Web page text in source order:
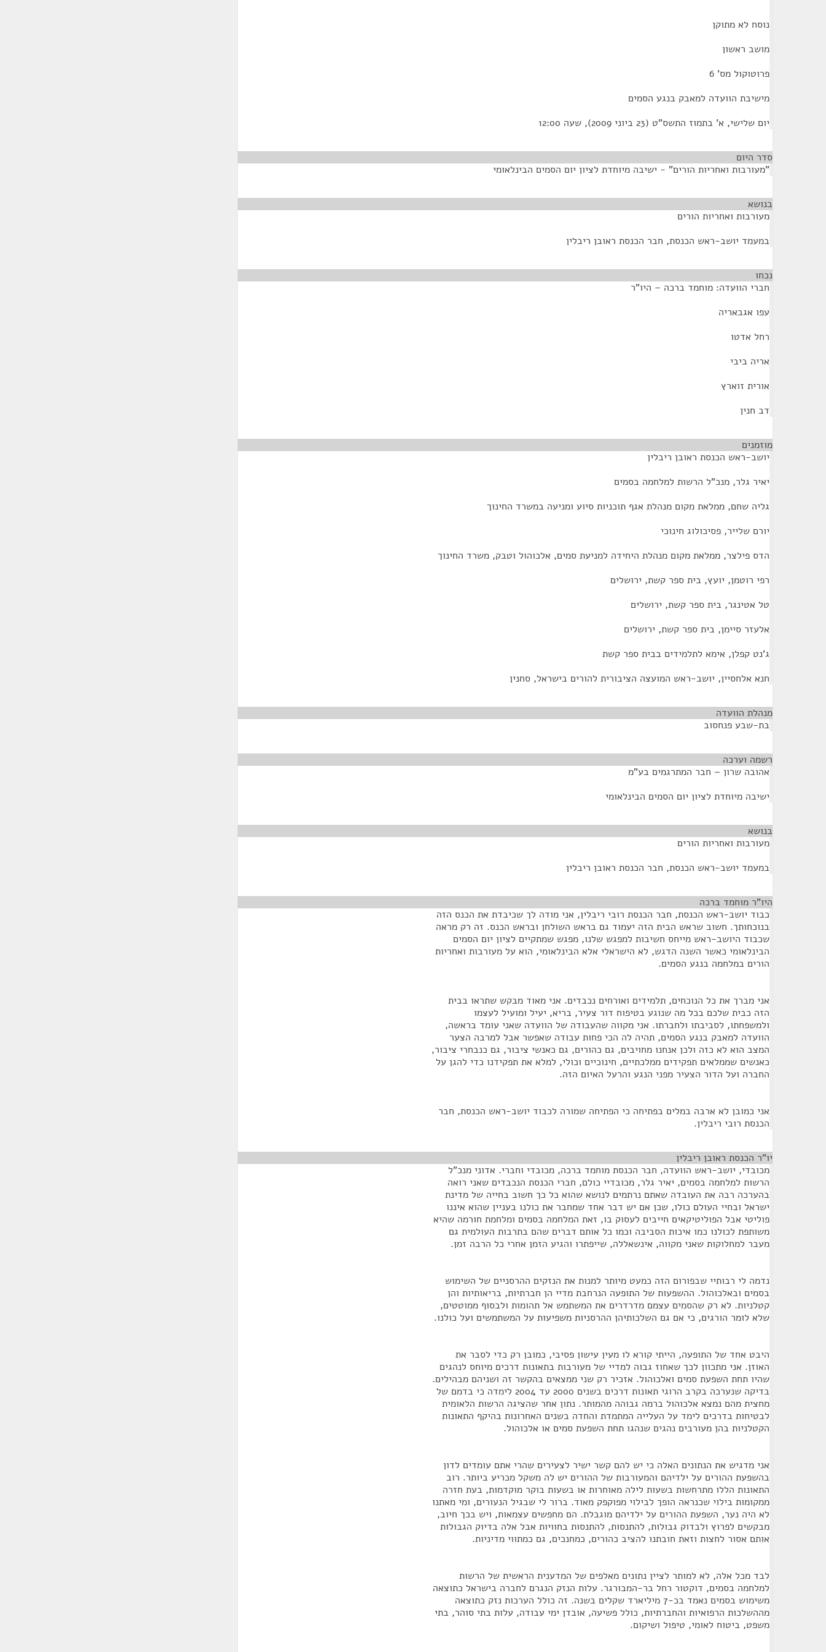
נוסח לא מתוקן
מושב ראשון
פרוטוקול מס' 6
מישיבת הוועדה למאבק בנגע הסמים
יום שלישי, א' בתמוז התשס"ט (23 ביוני 2009), שעה 12:00
סדר היום
"מעורבות ואחריות הורים" - ישיבה מיוחדת לציון יום הסמים הבינלאומי
בנושא
מעורבות ואחריות הורים
במעמד יושב-ראש הכנסת, חבר הכנסת ראובן ריבלין
נכחו
חברי הוועדה: מוחמד ברכה – היו"ר
עפו אגבאריה
רחל אדטו
אריה ביבי
אורית זוארץ
דב חנין
מוזמנים
יושב-ראש הכנסת ראובן ריבלין
יאיר גלר, מנכ"ל הרשות למלחמה בסמים
גליה שחם, ממלאת מקום מנהלת אגף תוכניות סיוע ומניעה במשרד החינוך
יורם שלייר, פסיכולוג חינוכי
הדס פילצר, ממלאת מקום מנהלת היחידה למניעת סמים, אלכוהול וטבק, משרד החינוך
רפי רוטמן, יועץ, בית ספר קשת, ירושלים
טל אטינגר, בית ספר קשת, ירושלים
אלעזר סיימן, בית ספר קשת, ירושלים
ג'נט קפלן, אימא לתלמידים בבית ספר קשת
חנא אלחסיין, יושב-ראש המועצה הציבורית להורים בישראל, סחנין
מנהלת הוועדה
בת-שבע פנחסוב
רשמה וערכה
אהובה שרון – חבר המתרגמים בע"מ
ישיבה מיוחדת לציון יום הסמים הבינלאומי
בנושא
מעורבות ואחריות הורים
במעמד יושב-ראש הכנסת, חבר הכנסת ראובן ריבלין
היו"ר מוחמד ברכה
כבוד יושב-ראש הכנסת, חבר הכנסת רובי ריבלין, אני מודה לך שכיבדת את הכנס הזה
בנוכחותך. חשוב שראש הבית הזה יעמוד גם בראש השולחן ובראש הכנס. זה רק מראה
שכבוד היושב-ראש מייחס חשיבות למפגש שלנו, מפגש שמתקיים לציון יום הסמים
הבינלאומי כאשר השנה הדגש, לא הישראלי אלא הבינלאומי, הוא על מעורבות ואחריות
הורים במלחמה בנגע הסמים.
אני מברך את כל הנוכחים, תלמידים ואורחים נכבדים. אני מאוד מבקש שתראו בבית
הזה כבית שלכם בכל מה שנוגע בטיפוח דור צעיר, בריא, יעיל ומועיל לעצמו
ולמשפחתו, לסביבתו ולחברתו. אני מקווה שהעבודה של הוועדה שאני עומד בראשה,
הוועדה למאבק בנגע הסמים, תהיה לה הכי פחות עבודה שאפשר אבל למרבה הצער
המצב הוא לא כזה ולכן אנחנו מחויבים, גם כהורים, גם כאנשי ציבור, גם כנבחרי ציבור,
כאנשים שממלאים תפקידים ממלכתיים, חינוכיים וכולי, למלא את תפקידנו כדי להגן על
החברה ועל הדור הצעיר מפני הנגע והרעל האיום הזה.
אני כמובן לא ארבה במלים בפתיחה כי הפתיחה שמורה לכבוד יושב-ראש הכנסת, חבר
הכנסת רובי ריבלין.
יו"ר הכנסת ראובן ריבלין
מכובדי, יושב-ראש הוועדה, חבר הכנסת מוחמד ברכה, מכובדי וחברי. אדוני מנכ"ל
הרשות למלחמה בסמים, יאיר גלר, מכובדיי כולם, חברי הכנסת הנכבדים שאני רואה
בהערכה רבה את העובדה שאתם נרתמים לנושא שהוא כל כך חשוב בחייה של מדינת
ישראל ובחיי העולם כולו, שכן אם יש דבר אחד שמחבר את כולנו בעניין שהוא איננו
פוליטי אבל הפוליטיקאים חייבים לעסוק בו, זאת המלחמה בסמים ומלחמת חורמה שהיא
משותפת לכולנו כמו איכות הסביבה וכמו כל אותם דברים שהם בתרבות העולמית גם
מעבר למחלוקות שאני מקווה, אינשאללה, שייפתרו והגיע הזמן אחרי כל הרבה זמן.
נדמה לי רבותיי שבפורום הזה כמעט מיותר למנות את הנזקים ההרסניים של השימוש
בסמים ובאלכוהול. ההשפעות של התופעה הנרחבת מדיי הן חברתיות, בריאותיות והן
קטלניות. לא רק שהסמים עצמם מדרדרים את המשתמש אל תהומות ולבסוף ממוטטים,
שלא לומר הורגים, כי אם גם השלכותיהן ההרסניות משפיעות על המשתמשים ועל כולנו.
היבט אחד של התופעה, הייתי קורא לו מעין עישון פסיבי, כמובן רק כדי לסבר את
האוזן. אני מתכוון לכך שאחוז גבוה למדיי של מעורבות בתאונות דרכים מיוחס לנהגים
שהיו תחת השפעת סמים ואלכוהול. אזכיר רק שני ממצאים בהקשר זה ושניהם מבהילים.
בדיקה שנערכה בקרב הרוגי תאונות דרכים בשנים 2000 עד 2004 לימדה כי בדמם של
מחצית מהם נמצא אלכוהול ברמה גבוהה מהמותר. נתון אחר שהציגה הרשות הלאומית
לבטיחות בדרכים לימד על העלייה המתמדת והחדה בשנים האחרונות בהיקף התאונות
הקטלניות בהן מעורבים נהגים שנהגו תחת השפעת סמים או אלכוהול.
אני מדגיש את הנתונים האלה כי יש להם קשר ישיר לצעירים שהרי אתם עומדים לדון
בהשפעת ההורים על ילדיהם והמעורבות של ההורים יש לה משקל מכריע ביותר. רוב
התאונות הללו מתרחשות בשעות לילה מאוחרות או בשעות בוקר מוקדמות, בעת חזרה
ממקומות בילוי שכנראה הופך לבילוי מפוקפק מאוד. ברור לי שבגיל הנעורים, ומי מאתנו
לא היה נער, השפעת ההורים על ילדיהם מוגבלת. הם מחפשים עצמאות, ויש בכך חיוב,
מבקשים לפרוץ ולבדוק גבולות, להתנסות, להתנסות בחוויות אבל אלה בדיוק הגבולות
אותם אסור לחצות וזאת חובתנו להציב כהורים, כמחנכים, גם כמתווי מדיניות.
לבד מכל אלה, לא למותר לציין נתונים מאלפים של המדענית הראשית של הרשות
למלחמה בסמים, דוקטור רחל בר-המבורגר. עלות הנזק הנגרם לחברה בישראל כתוצאה
משימוש בסמים נאמד בכ-7 מיליארד שקלים בשנה. זה כולל הערכות נזק כתוצאה
מההשלכות הרפואיות והחברתיות, כולל פשיעה, אובדן ימי עבודה, עלות בתי סוהר, בתי
משפט, ביטוח לאומי, טיפול ושיקום.